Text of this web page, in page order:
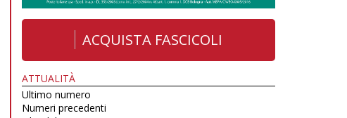
ACQUISTA FASCICOLI
ATTUALITÀ
Ultimo numero
Numeri precedenti